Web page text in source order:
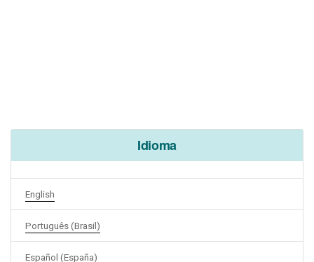
Idioma
English
Português (Brasil)
Español (España)